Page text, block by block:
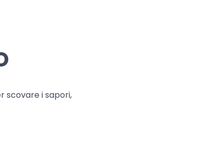
scovare i sapori,